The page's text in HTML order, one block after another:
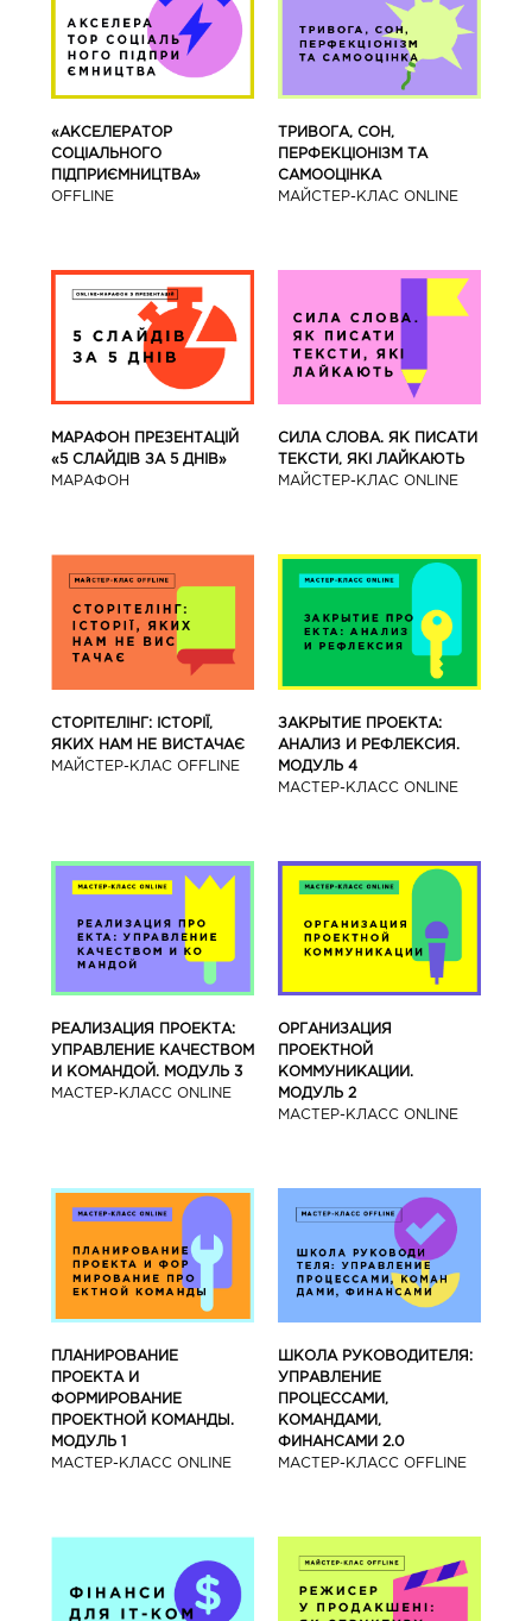
«АКСЕЛЕРАТОР
СОЦІАЛЬНОГО
ПІДПРИЄМНИЦТВА»
OFFLINE
ТРИВОГА, СОН,
ПЕРФЕКЦІОНІЗМ ТА
САМООЦІНКА
МАЙСТЕР-КЛАС ONLINE
МАРАФОН ПРЕЗЕНТАЦІЙ
«5 СЛАЙДІВ ЗА 5 ДНІВ»
МАРАФОН
СИЛА СЛОВА. ЯК ПИСАТИ
ТЕКСТИ, ЯКІ ЛАЙКАЮТЬ
МАЙСТЕР-КЛАС ONLINE
СТОРІТЕЛІНГ: ІСТОРІЇ,
ЯКИХ НАМ НЕ ВИСТАЧАЄ
МАЙСТЕР-КЛАС OFFLINE
ЗАКРЫТИЕ ПРОЕКТА:
АНАЛИЗ И РЕФЛЕКСИЯ.
МОДУЛЬ 4
МАСТЕР-КЛАСС ONLINE
РЕАЛИЗАЦИЯ ПРОЕКТА:
УПРАВЛЕНИЕ КАЧЕСТВОМ
И КОМАНДОЙ. МОДУЛЬ 3
МАСТЕР-КЛАСС ONLINE
ОРГАНИЗАЦИЯ
ПРОЕКТНОЙ
КОММУНИКАЦИИ.
МОДУЛЬ 2
МАСТЕР-КЛАСС ONLINE
ПЛАНИРОВАНИЕ
ПРОЕКТА И
ФОРМИРОВАНИЕ
ПРОЕКТНОЙ КОМАНДЫ.
МОДУЛЬ 1
МАСТЕР-КЛАСС ONLINE
ШКОЛА РУКОВОДИТЕЛЯ:
УПРАВЛЕНИЕ
ПРОЦЕССАМИ,
КОМАНДАМИ,
ФИНАНСАМИ 2.0
МАСТЕР-КЛАСС OFFLINE